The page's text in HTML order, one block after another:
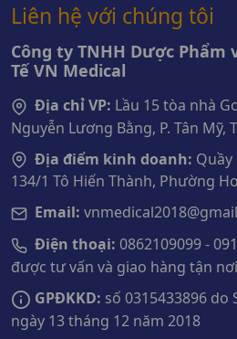
Liên hệ với chúng tôi
Công ty TNHH Dược Phẩm
Tế VN Medical
Địa chỉ VP: Lầu 15 tòa nhà
Nguyễn Lương Bằng, P. Tân Mỹ,
Địa điểm kinh doanh: Quầy
134/1 Tô Hiến Thành, Phường
Email:
Điện thoại: 0862109099 -
được tư vấn và giao hàng tận
GPĐKKD: số 0315433896 do
ngày 13 tháng 12 năm 2018